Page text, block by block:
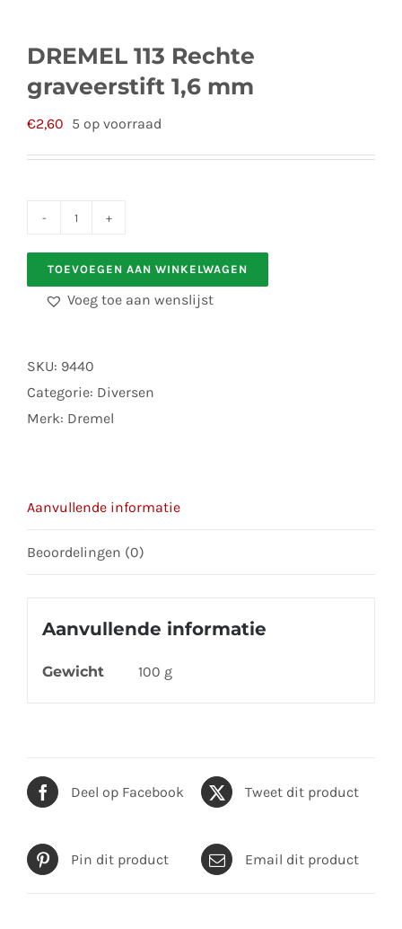
DREMEL 113 Rechte
graveerstift 1,6 mm
€2,60 5 op voorraad
113
graveerstift
mm
aantal
TOEVOEGEN AAN WINKELWAGEN
Voeg toe aan wenslijst
SKU: 9440
Categorie: Diversen
Merk: Dremel
Aanvullende informatie
Beoordelingen (0)
Aanvullende informatie
Gewicht 100 g
Deel op Facebook Tweet dit product
Pin dit product Email dit product